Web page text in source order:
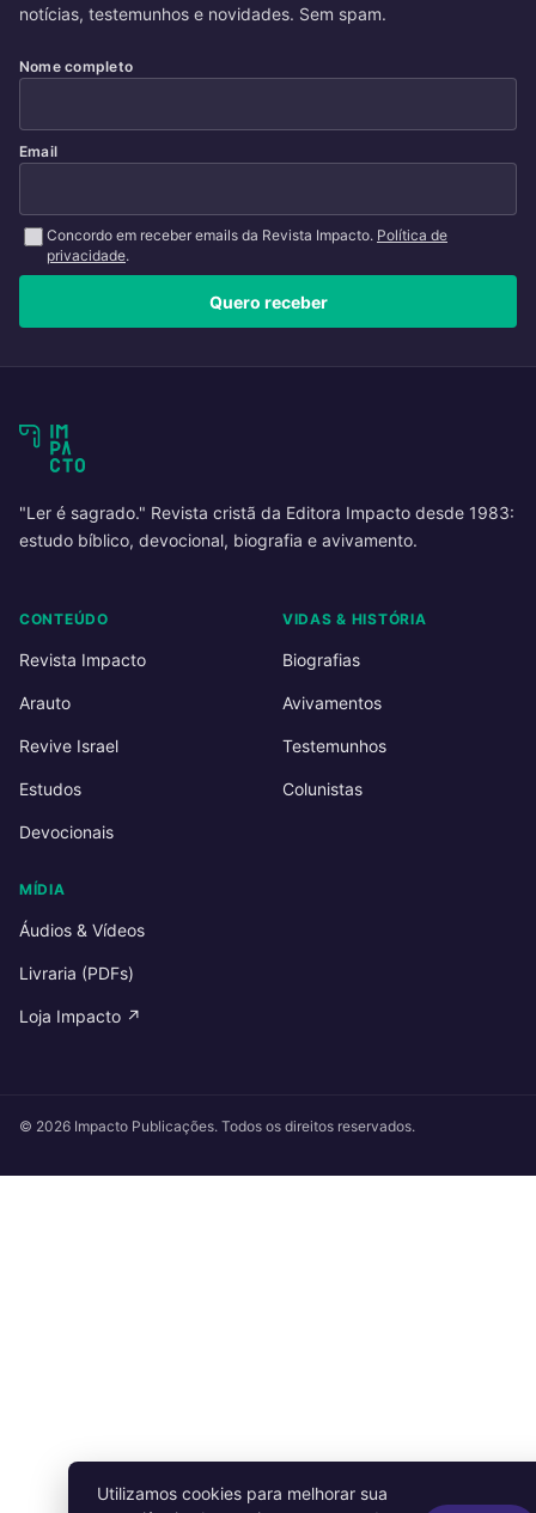
notícias, testemunhos e novidades. Sem spam.
Nome completo
Email
Concordo em receber emails da Revista Impacto. Política de
privacidade.
Quero receber
"Ler é sagrado." Revista cristã da Editora Impacto desde 1983:
estudo bíblico, devocional, biografia e avivamento.
CONTEÚDO
Revista Impacto
Arauto
Revive Israel
Estudos
Devocionais
VIDAS & HISTÓRIA
Biografias
Avivamentos
Testemunhos
Colunistas
MÍDIA
Áudios & Vídeos
Livraria (PDFs)
Loja Impacto ↗
© 2026 Impacto Publicações. Todos os direitos reservados.
Utilizamos cookies para melhorar sua